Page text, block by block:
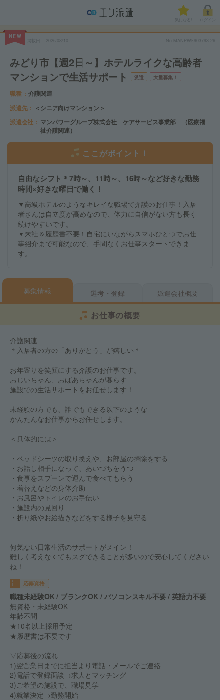
気になる!
NEW
2026/08/10 No.MANPWK903793-26
みどり市【週2日～】ホテルライクな高齢者
マンションで生活サポート
派遣 大量募集！
職種
介護関連
派遣先
＜シニア向けマンション＞
派遣会社
マンパワーグループ株式会社 ケアサービス事業部 （医療福
祉介護関連）
ここがポイント！
自由なシフト＊7時～、11時～、16時～など好きな勤務
時間×好きな曜日で働く！
▼高級ホテルのようなキレイな職場で介護のお仕事！入居
者さんは自立度が高めなので、体力に自信がない方も長く
続けやすいです。
▼来社＆履歴書不要！自宅にいながらスマホひとつでお仕
事紹介まで可能なので、手間なくお仕事スタートできま
す。
募集情報 選考・登録 派遣会社概要
お仕事の概要
介護関連
＊入居者の方の「ありがとう」が嬉しい＊
お年寄りを笑顔にする介護のお仕事です。
おじいちゃん、おばあちゃんが暮らす
施設での生活サポートをお任せします！
未経験の方でも、誰でもできる以下のような
かんたんなお仕事からお任せします。
＜具体的には＞
・ベッドシーツの取り換えや、お部屋の掃除をする
・お話し相手になって、あいづちをうつ
・食事をスプーンで運んで食べてもらう
・着替えなどの身体介助
・お風呂やトイレのお手伝い
・施設内の見回り
・折り紙やお絵描きなどをする様子を見守る
何気ない日常生活のサポートがメイン！
難しく考えなくてもスグできることが多いので安心してください
ね！
応募資格
職種未経験OK / ブランクOK / パソコンスキル不要 / 英語力不要
無資格・未経験OK
年齢不問
★10名以上採用予定
★履歴書は不要です
▽応募後の流れ
1)翌営業日までに担当より電話・メールでご連絡
2)電話で登録面談→求人とマッチング
3)ご希望の施設で、職場見学
4)就業決定→勤務開始